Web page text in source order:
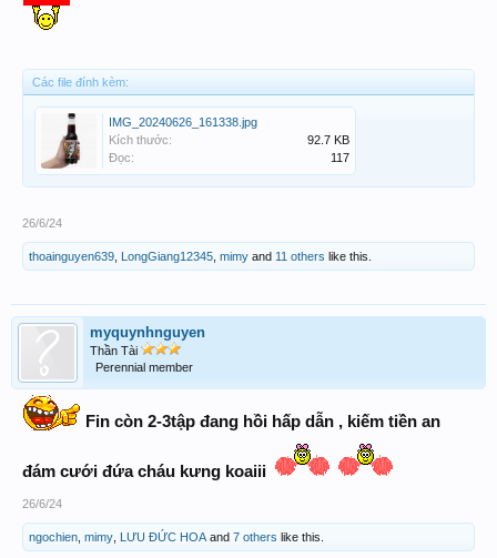
Các file đính kèm:
IMG_20240626_161338.jpg
Kích thước:
92.7 KB
Đọc:
117
26/6/24
thoainguyen639 LongGiang12345 mimy and 11 others like this.
myquynhnguyen
Thần Tài
Perennial member
Fin còn 2-3tập đang hồi hấp dẫn , kiếm tiền an
đám cưới đứa cháu kưng koaiii
26/6/24
ngochien mimy LƯU ĐỨC HOA and 7 others like this.